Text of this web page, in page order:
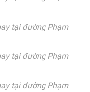
tại đường Phạm
tại đường Phạm
tại đường Phạm